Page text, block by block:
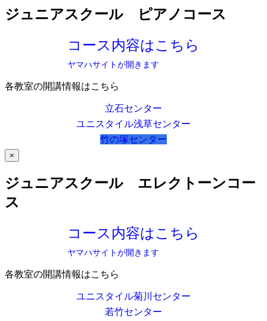
ジュニアスクール ピアノコース
コース内容はこちら
ヤマハサイトが開きます
各教室の開講情報はこちら
立石センター
ユニスタイル浅草センター
竹の塚センター
×
ジュニアスクール エレクトーンコー
ス
コース内容はこちら
ヤマハサイトが開きます
各教室の開講情報はこちら
ユニスタイル菊川センター
若竹センター